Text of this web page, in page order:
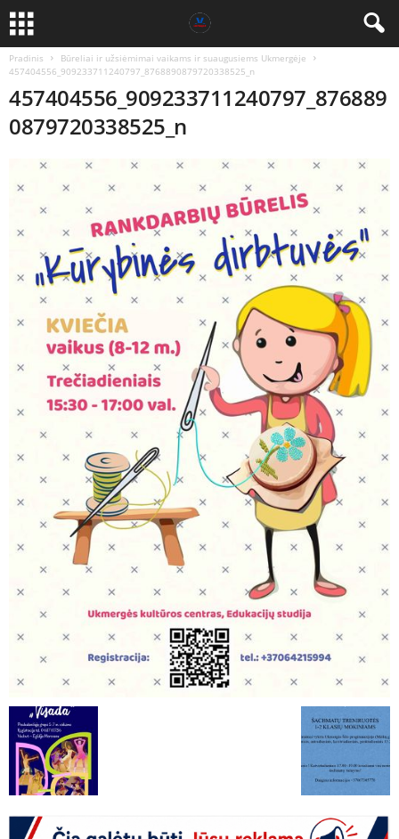
Pradinis
Būreliai ir užsiėmimai vaikams ir suaugusiems Ukmergėje
457404556_909233711240797_8768890879720338525_n
457404556_909233711240797_876889
0879720338525_n